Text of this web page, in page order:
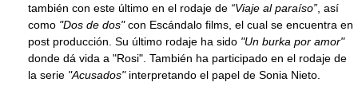
también con este último en el rodaje de “Viaje al paraíso” , así
como "Dos de dos"con Escándalo films, el cual se encuentra en
post producción. Su último rodaje ha sido "Un burka por amor"
donde dá vida a "Rosi". También ha participado en el rodaje de
la serie "Acusados"interpretando el papel de Sonia Nieto.